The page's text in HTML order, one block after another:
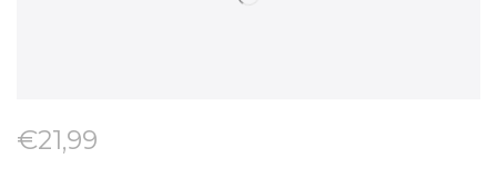
€21,99